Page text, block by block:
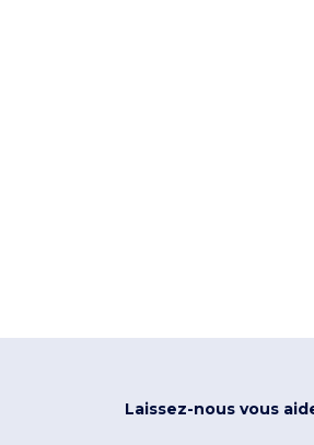
Laissez-nous vous